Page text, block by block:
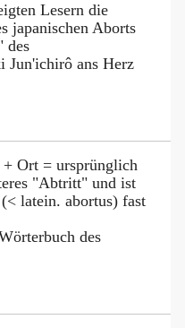
Lesern die
japanischen Aborts
des
Jun'ichirô ans Herz
Ort = ursprünglich
"Abtritt" und ist
latein. abortus) fast
des